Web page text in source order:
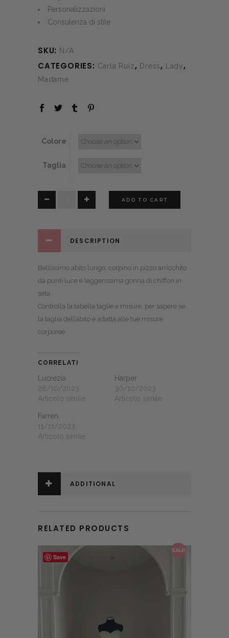
Personalizzazioni
Consulenza di stile
SKU: N/A
CATEGORIES: Carla Ruiz, Dress, Lady,
Madame
Colore
Taglia
quantity
ADD TO CART
DESCRIPTION
Bellissimo abito lungo, corpino in pizzo arricchito
da punti luce e leggerissima gonna di chiffon in
seta
Controlla la tabella taglie e misure, per sapere se
la taglia dell’abito è adatta alle tue misure
corporee.
CORRELATI
Lucrezia
26/10/2023
Articolo simile
Harper
30/10/2023
Articolo simile
Farren
11/11/2023
Articolo simile
ADDITIONAL
RELATED PRODUCTS
Save
SALE!
This product has multiple variants. The options may be chosen on the product page